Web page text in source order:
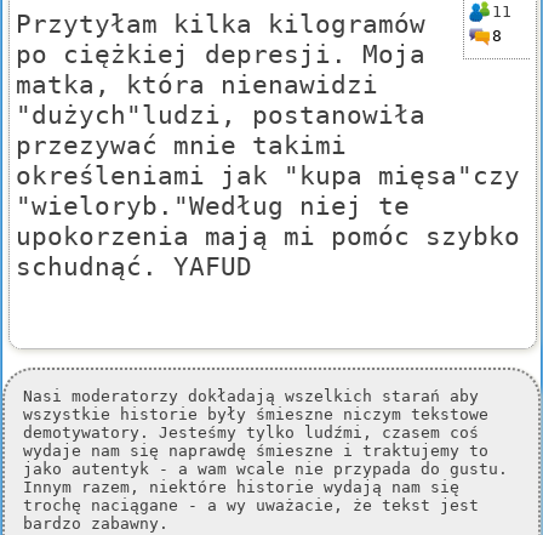
11
8
Przytyłam kilka kilogramów
po ciężkiej depresji. Moja
matka, która nienawidzi
"dużych"ludzi, postanowiła
przezywać mnie takimi
określeniami jak "kupa mięsa"czy
"wieloryb."Według niej te
upokorzenia mają mi pomóc szybko
schudnąć. YAFUD
Nasi moderatorzy dokładają wszelkich starań aby
wszystkie historie były śmieszne niczym tekstowe
demotywatory. Jesteśmy tylko ludźmi, czasem coś
wydaje nam się naprawdę śmieszne i traktujemy to
jako autentyk - a wam wcale nie przypada do gustu.
Innym razem, niektóre historie wydają nam się
trochę naciągane - a wy uważacie, że tekst jest
bardzo zabawny.